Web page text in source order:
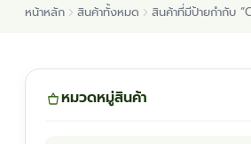
หน้าหลัก สินค้าทั้งหมด สินค้าที่มีป้ายกำกับ
หมวดหมู่สินค้า